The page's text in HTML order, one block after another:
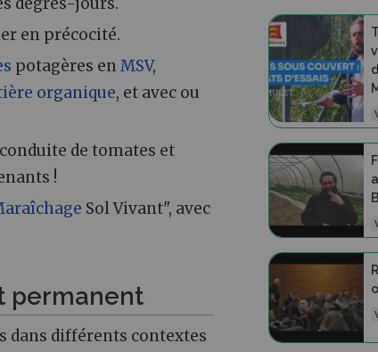
en précocité.
potagères en MSV,
organique, et avec ou
de tomates et
!
Sol Vivant", avec
permanent
dans différents contextes